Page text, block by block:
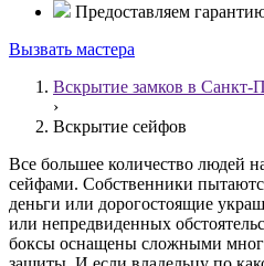
Предоставляем
Вызвать мастера
Вскрытие замков в Санкт-
›
Вскрытие сейфов
Все большее количество людей
сейфами. Собственники
деньги или дорогостоящие
или непредвиденных
боксы оснащены сложными